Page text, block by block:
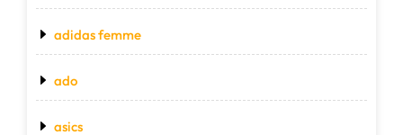
adidas femme
ado
asics